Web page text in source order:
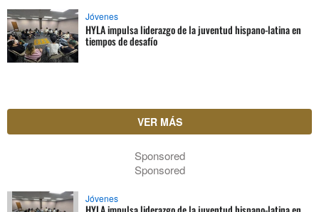
Jóvenes
HYLA impulsa liderazgo de la juventud hispano-latina en
tiempos de desafío
VER MÁS
Sponsored
Sponsored
Jóvenes